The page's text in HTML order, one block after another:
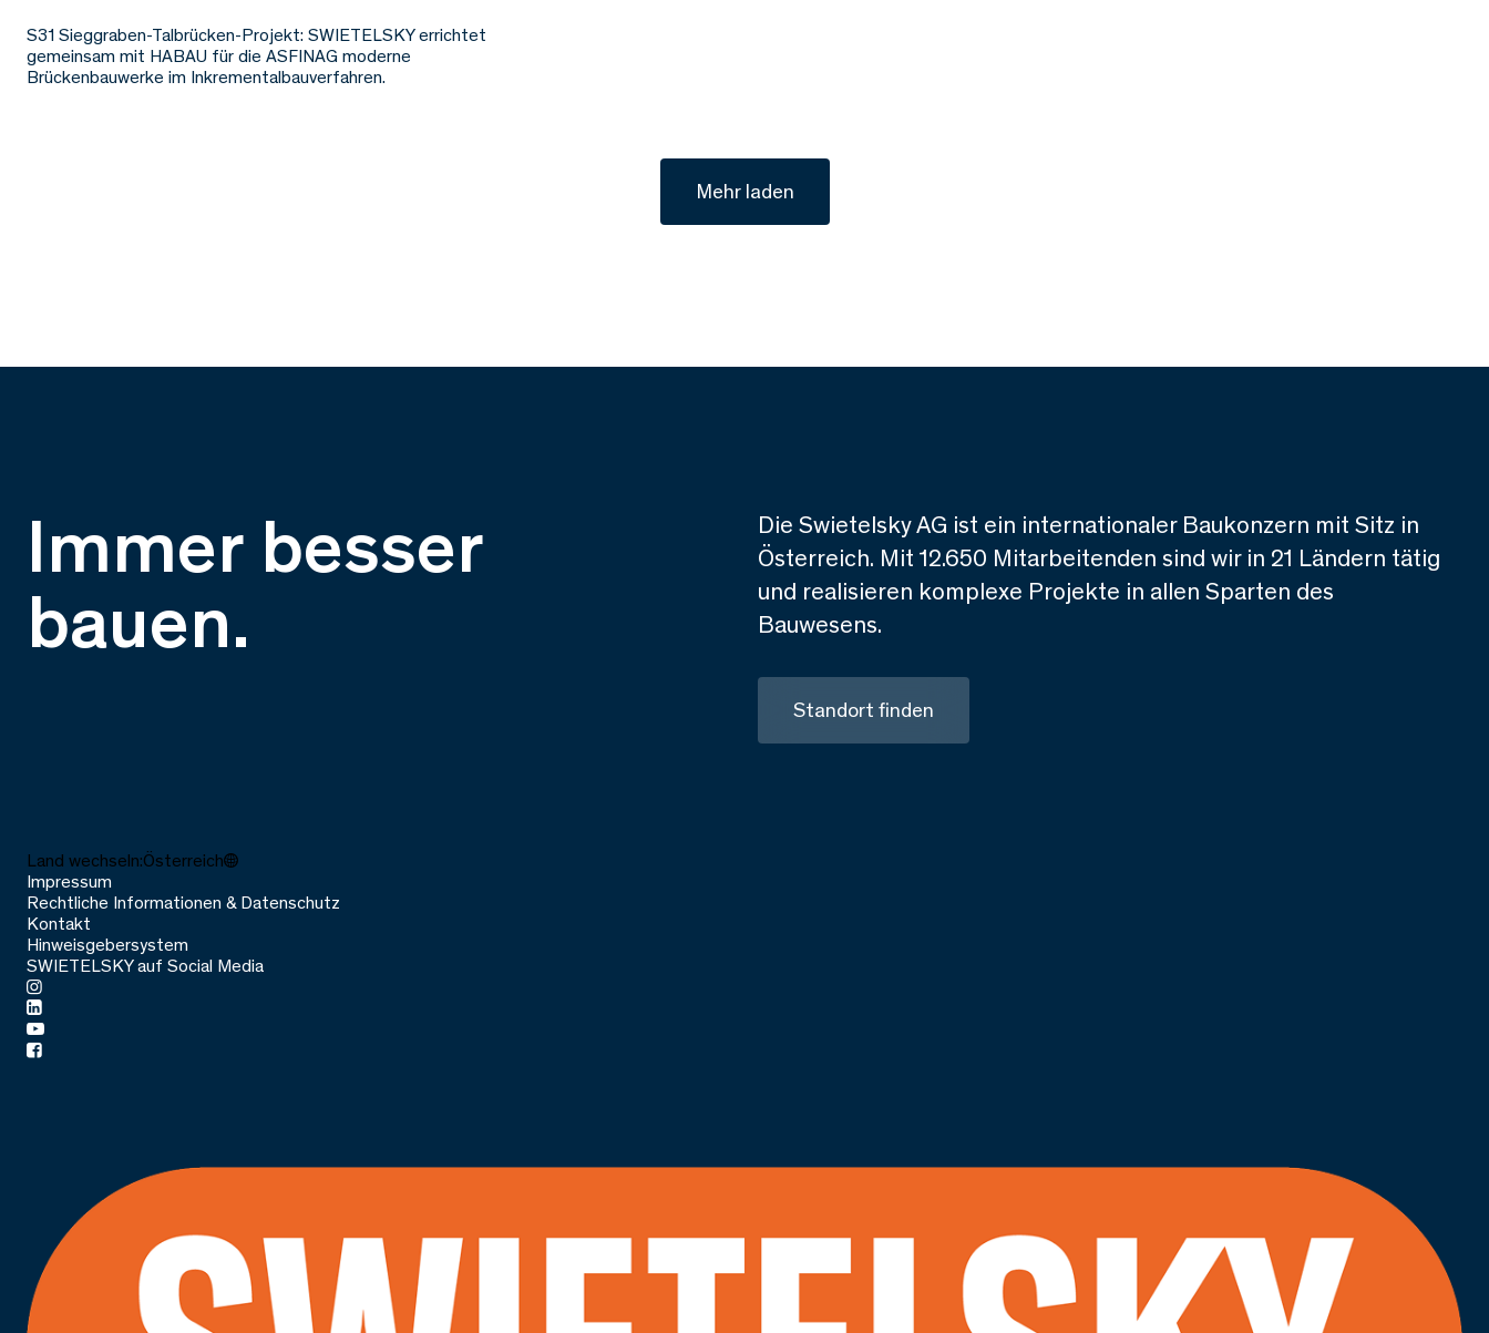
S31 Sieggraben-Talbrücken-Projekt: SWIETELSKY errichtet
gemeinsam mit HABAU für die ASFINAG moderne
Brückenbauwerke im Inkrementalbauverfahren.
Mehr laden
Immer besser
bauen.
Die Swietelsky AG ist ein internationaler Baukonzern mit Sitz in
Österreich. Mit 12.650 Mitarbeitenden sind wir in 21 Ländern tätig
und realisieren komplexe Projekte in allen Sparten des
Bauwesens.
Standort finden
Land wechseln:Österreich
Impressum
Rechtliche Informationen & Datenschutz
Kontakt
Hinweisgebersystem
SWIETELSKY auf Social Media